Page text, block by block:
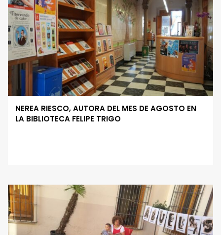
NEREA RIESCO, AUTORA DEL MES DE AGOSTO EN
LA BIBLIOTECA FELIPE TRIGO